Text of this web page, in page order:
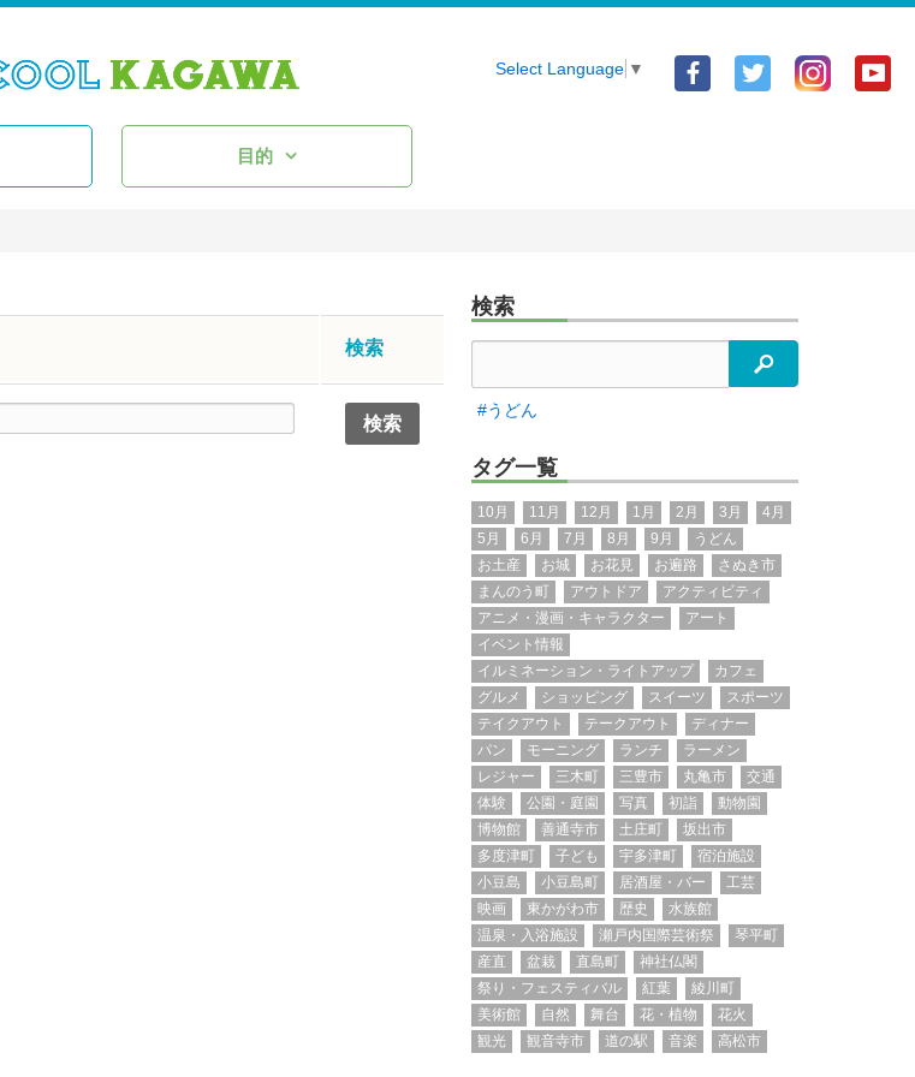
Facebook
Twitter
Select Language ▼
目的
検索
検索
検索
#うどん
タグ一覧
10月 11月 12月 1月 2月 3月
4月
5月
6月 7月 8月 9月
うどん
お土産
お城 お花見 お遍路
さぬき市
まんのう町
アウトドア
アクティビティ
アニメ・漫画・キャラクター
アート
イベント情報
イルミネーション・ライトアップ
カフェ
グルメ
ショッピング スイーツ
スポーツ
テイクアウト
テークアウト
ディナー
パン
モーニング ランチ
ラーメン
レジャー
三木町 三豊市 丸亀市
交通
体験
公園・庭園 写真 初詣
動物園
博物館
善通寺市 土庄町
坂出市
多度津町
子ども 宇多津町
宿泊施設
小豆島
小豆島町 居酒屋・バー
工芸
映画
東かがわ市 歴史
水族館
温泉・入浴施設
瀬戸内国際芸術祭
琴平町
産直
盆栽 直島町
神社仏閣
祭り・フェスティバル
紅葉
綾川町
美術館
自然 舞台 花・植物
花火
観光
観音寺市 道の駅 音楽 高松市